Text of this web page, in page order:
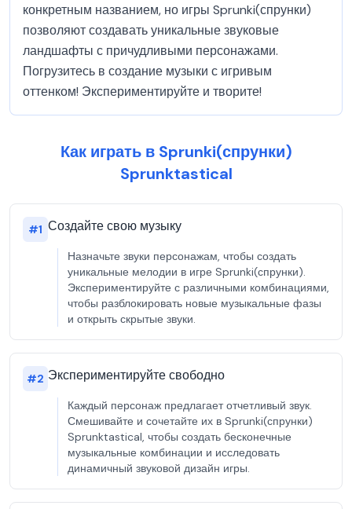
конкретным названием, но игры Sprunki(спрунки)
позволяют создавать уникальные звуковые
ландшафты с причудливыми персонажами.
Погрузитесь в создание музыки с игривым
оттенком! Экспериментируйте и творите!
Как играть в Sprunki(спрунки)
Sprunktastical
#1 Создайте свою музыку
Назначьте звуки персонажам, чтобы создать
уникальные мелодии в игре Sprunki(спрунки).
Экспериментируйте с различными комбинациями,
чтобы разблокировать новые музыкальные фазы
и открыть скрытые звуки.
#2 Экспериментируйте свободно
Каждый персонаж предлагает отчетливый звук.
Смешивайте и сочетайте их в Sprunki(спрунки)
Sprunktastical, чтобы создать бесконечные
музыкальные комбинации и исследовать
динамичный звуковой дизайн игры.